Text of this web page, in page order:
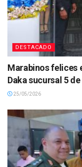
DESTACADO
Marabinos felices
Daka sucursal 5
25/05/2026